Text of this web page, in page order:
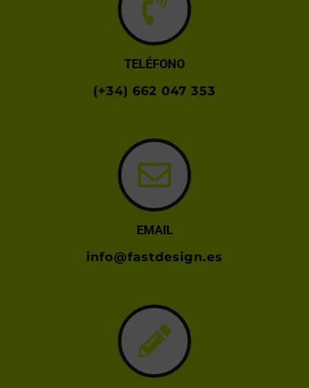
TELÉFONO
(+34) 662 047 353
EMAIL
info@fastdesign.es